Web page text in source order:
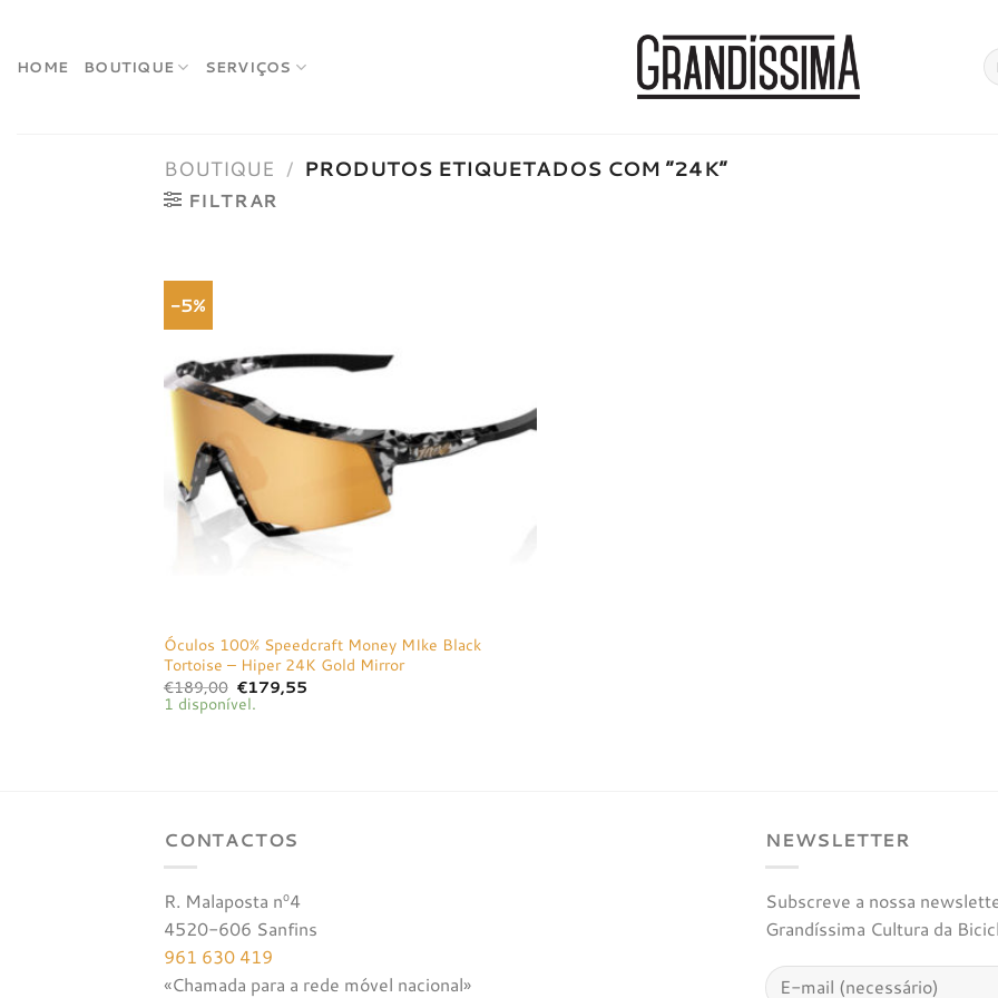
content
HOME BOUTIQUE SERVIÇOS
BOUTIQUE / PRODUTOS ETIQUETADOS COM “24K”
FILTRAR
-5%
Óculos 100% Speedcraft Money MIke Black
Tortoise – Hiper 24K Gold Mirror
€189,00 O
preço
original
€179,55
1 disponível.
CONTACTOS
R. Malaposta nº4
4520-606 Sanfins
961 630 419
«Chamada para a rede móvel nacional»
NEWSLETTER
Subscreve a nossa
Grandíssima Cultura da